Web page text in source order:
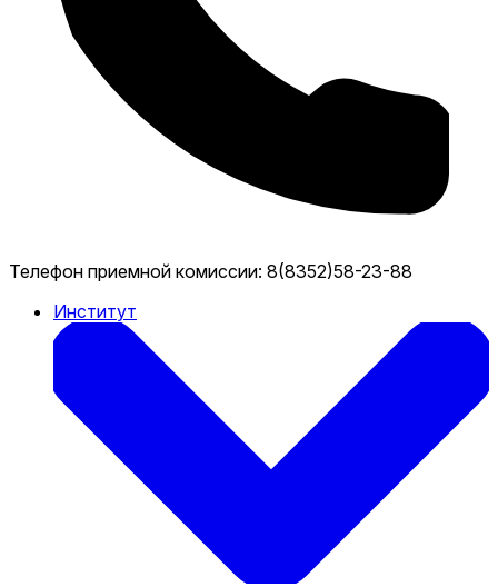
Телефон приемной комиссии: 8(8352)58-23-88
Институт